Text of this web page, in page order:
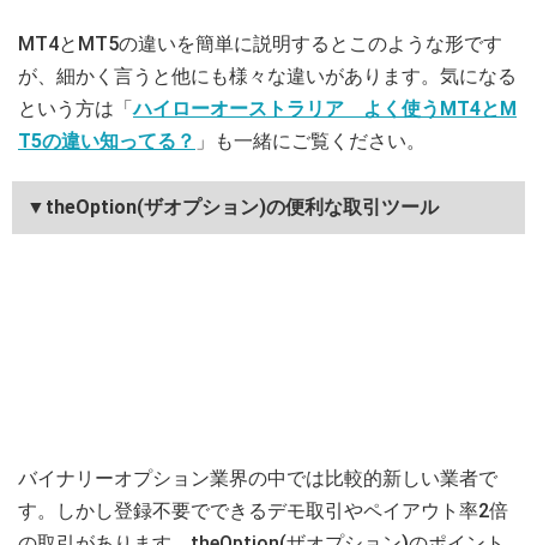
MT4とMT5の違いを簡単に説明するとこのような形です
が、細かく言うと他にも様々な違いがあります。気になる
という方は「ハイローオーストラリア よく使うMT4とM
T5の違い知ってる？ 」も一緒にご覧ください。
▼theOption(ザオプション)の便利な取引ツール
バイナリーオプション業界の中では比較的新しい業者で
す。しかし登録不要でできるデモ取引やペイアウト率2倍